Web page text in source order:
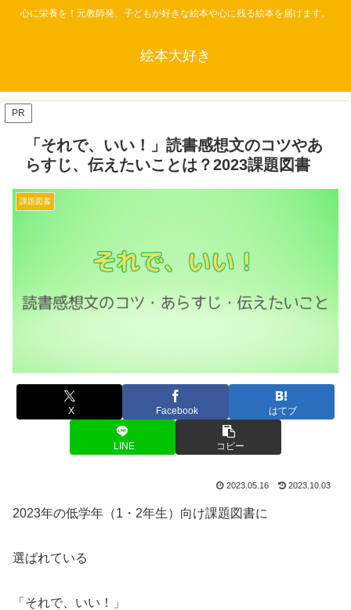
心に栄養を！元教師発、子どもが好きな絵本や心に残る絵本を届けます。
絵本大好き
PR
「それで、いい！」読書感想文のコツやあ
らすじ、伝えたいことは？2023課題図書
課題図書
X Facebook はてブ
LINE コピー
2023.05.16 2023.10.03
2023年の低学年（1・2年生）向け課題図書に
選ばれている
「それで、いい！」